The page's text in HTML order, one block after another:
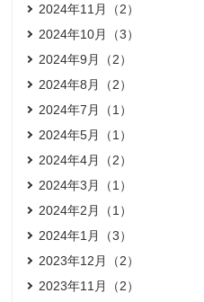
2024年11月（2）
2024年10月（3）
2024年9月（2）
2024年8月（2）
2024年7月（1）
2024年5月（1）
2024年4月（2）
2024年3月（1）
2024年2月（1）
2024年1月（3）
2023年12月（2）
2023年11月（2）